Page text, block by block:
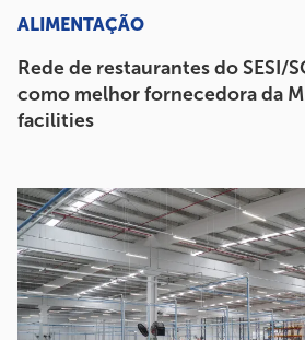
ALIMENTAÇÃO
Rede de restaurantes do SESI/
como melhor fornecedora da
facilities